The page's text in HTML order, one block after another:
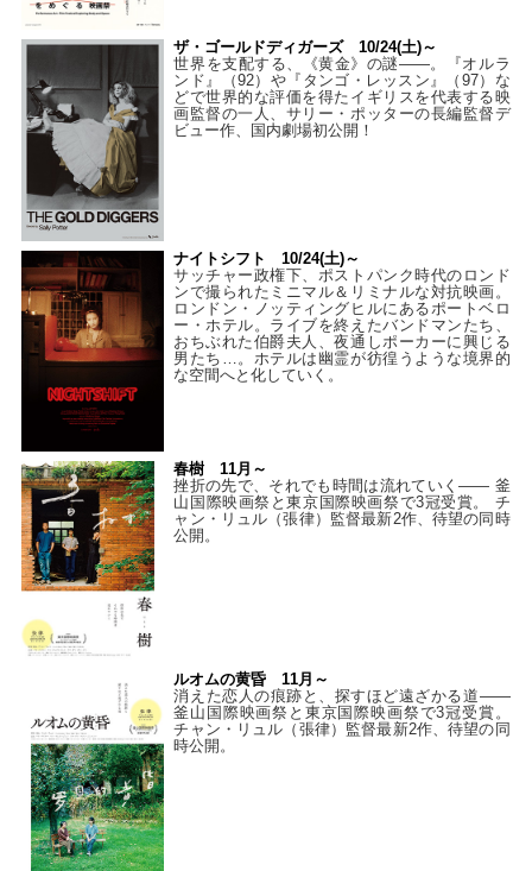
ザ・ゴールドディガーズ 10/24(土)～
世界を支配する、《黄金》の謎――。『オルラ
ンド』（92）や『タンゴ・レッスン』（97）な
どで世界的な評価を得たイギリスを代表する映
画監督の一人、サリー・ポッターの長編監督デ
ビュー作、国内劇場初公開！
ナイトシフト 10/24(土)～
サッチャー政権下、ポストパンク時代のロンド
ンで撮られたミニマル＆リミナルな対抗映画。
ロンドン・ノッティングヒルにあるポートベロ
ー・ホテル。ライブを終えたバンドマンたち、
おちぶれた伯爵夫人、夜通しポーカーに興じる
男たち…。ホテルは幽霊が彷徨うような境界的
な空間へと化していく。
春樹 11月～
挫折の先で、それでも時間は流れていく—— 釜
山国際映画祭と東京国際映画祭で3冠受賞。 チ
ャン・リュル（張律）監督最新2作、待望の同時
公開。
ルオムの黄昏 11月～
消えた恋人の痕跡と、探すほど遠ざかる道——
釜山国際映画祭と東京国際映画祭で3冠受賞。
チャン・リュル（張律）監督最新2作、待望の同
時公開。